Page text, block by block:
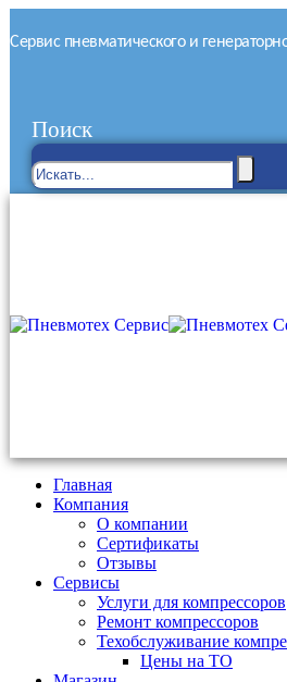
Сервис пневматического и
Поиск
Главная
Компания
О компании
Сертификаты
Отзывы
Сервисы
Услуги для компрессоров
Ремонт компрессоров
Техобслуживание
Цены на ТО